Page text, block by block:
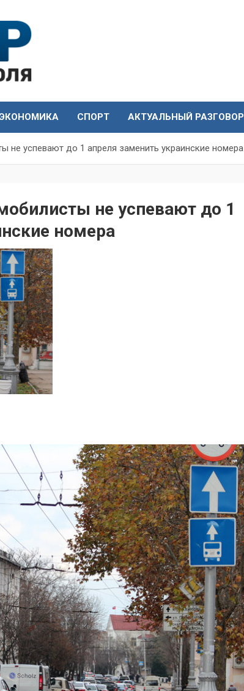
СПОРТ АКТУАЛЬНЫЙ РАЗГОВОР
не успевают до 1 апреля заменить украинские номера
не успевают до 1
номера